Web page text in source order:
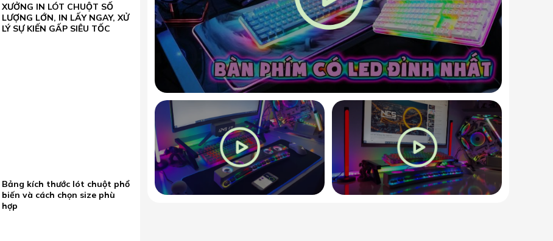
XƯỞNG IN LÓT CHUỘT SỐ
LƯỢNG LỚN, IN LẤY NGAY, XỬ
LÝ SỰ KIẾN GẤP SIÊU TỐC
Bảng kích thước lót chuột phổ
biến và cách chọn size phù
hợp